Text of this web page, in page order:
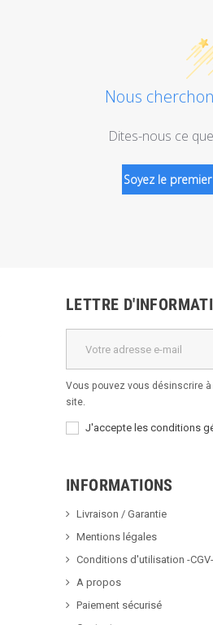
Nous
Dites-nous ce
Soyez le
LETTRE
Vous pouvez vous désinscrire
site.
J'accepte les conditions
INFORMATIONS
Livraison / Garantie
Mentions légales
Conditions d'utilisation -CGV-
A propos
Paiement sécurisé